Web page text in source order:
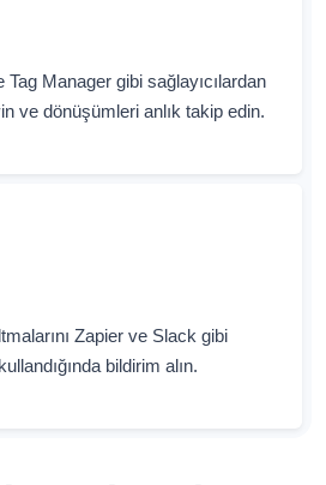
Manager gibi sağlayıcılardan
ve dönüşümleri anlık takip edin.
Zapier ve Slack gibi
bildirim alın.